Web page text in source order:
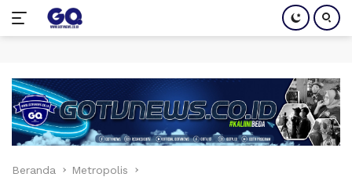
konten
Beranda Metropolis